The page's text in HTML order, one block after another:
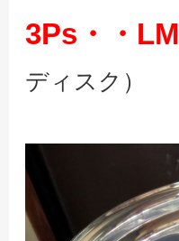
3Ps・・
ディスク）